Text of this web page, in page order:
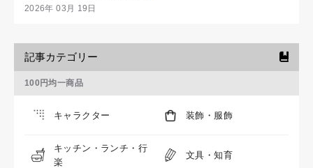
2026年 03月 19日
記事カテゴリー
100円均一商品
キャラクター 装飾・服飾
キッチン・ランチ・行
楽
文具・知育